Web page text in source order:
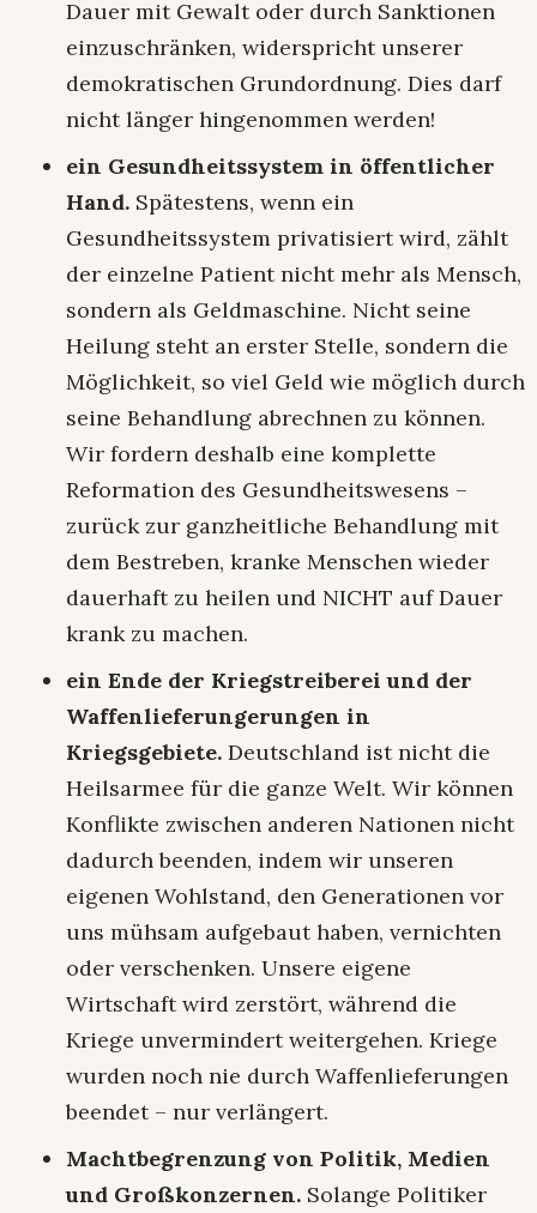
Dauer mit Gewalt oder durch Sanktionen
einzuschränken, widerspricht unserer
demokratischen Grundordnung. Dies darf
nicht länger hingenommen werden!
ein Gesundheitssystem in öffentlicher
Hand. Spätestens, wenn ein
Gesundheitssystem privatisiert wird, zählt
der einzelne Patient nicht mehr als Mensch,
sondern als Geldmaschine. Nicht seine
Heilung steht an erster Stelle, sondern die
Möglichkeit, so viel Geld wie möglich durch
seine Behandlung abrechnen zu können.
Wir fordern deshalb eine komplette
Reformation des Gesundheitswesens –
zurück zur ganzheitliche Behandlung mit
dem Bestreben, kranke Menschen wieder
dauerhaft zu heilen und NICHT auf Dauer
krank zu machen.
ein Ende der Kriegstreiberei und der
Waffenlieferungerungen in
Kriegsgebiete. Deutschland ist nicht die
Heilsarmee für die ganze Welt. Wir können
Konflikte zwischen anderen Nationen nicht
dadurch beenden, indem wir unseren
eigenen Wohlstand, den Generationen vor
uns mühsam aufgebaut haben, vernichten
oder verschenken. Unsere eigene
Wirtschaft wird zerstört, während die
Kriege unvermindert weitergehen. Kriege
wurden noch nie durch Waffenlieferungen
beendet – nur verlängert.
Machtbegrenzung von Politik, Medien
und Großkonzernen. Solange Politiker